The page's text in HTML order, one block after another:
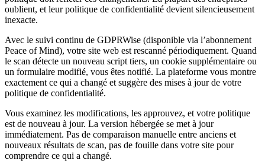
oublient, et leur politique de confidentialité devient silencieusement
inexacte.
Avec le suivi continu de GDPRWise (disponible via l’abonnement
Peace of Mind), votre site web est rescanné périodiquement. Quand
le scan détecte un nouveau script tiers, un cookie supplémentaire ou
un formulaire modifié, vous êtes notifié. La plateforme vous montre
exactement ce qui a changé et suggère des mises à jour de votre
politique de confidentialité.
Vous examinez les modifications, les approuvez, et votre politique
est de nouveau à jour. La version hébergée se met à jour
immédiatement. Pas de comparaison manuelle entre anciens et
nouveaux résultats de scan, pas de fouille dans votre site pour
comprendre ce qui a changé.